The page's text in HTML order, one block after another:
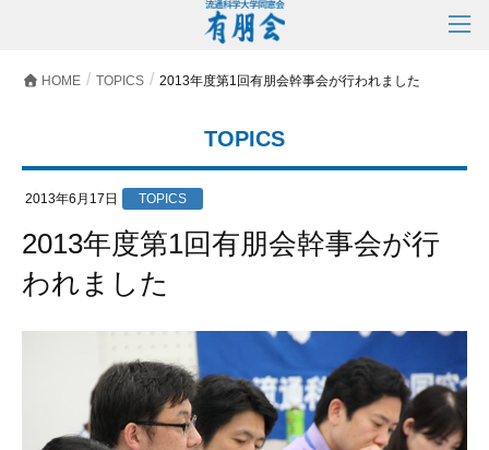
HOME TOPICS 2013年度第1回有朋会幹事会が行われました
TOPICS
2013年6月17日 TOPICS
2013年度第1回有朋会幹事会が行
われました